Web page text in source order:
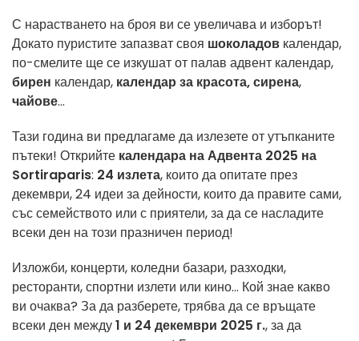
С нарастването на броя ви се увеличава и изборът!
Докато пуристите запазват своя шоколадов календар,
по-смелите ще се изкушат от палав адвент календар,
бирен календар, календар за красота, сирена,
чайове...
Тази година ви предлагаме да излезете от утъпканите
пътеки! Открийте календара на Адвента 2025 на
Sortiraparis: 24 излета, които да опитате през
декември, 24 идеи за дейности, които да правите сами,
със семейството или с приятели, за да се насладите
всеки ден на този празничен период!
Изложби, концерти, коледни базари, разходки,
ресторанти, спортни излети или кино... Кой знае какво
ви очаква? За да разберете, трябва да се връщате
всеки ден между1 и 24 декември 2025 г., за да